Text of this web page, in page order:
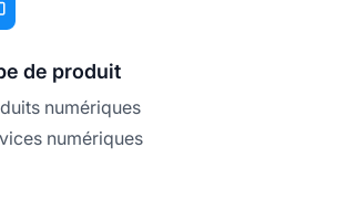
de produit
numériques
numériques